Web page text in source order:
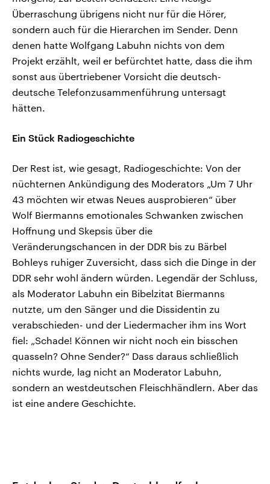
Überraschung übrigens nicht nur für die Hörer,
sondern auch für die Hierarchen im Sender. Denn
denen hatte Wolfgang Labuhn nichts von dem
Projekt erzählt, weil er befürchtet hatte, dass die ihm
sonst aus übertriebener Vorsicht die deutsch-
deutsche Telefonzusammenführung untersagt
hätten.
Ein Stück Radiogeschichte
Der Rest ist, wie gesagt, Radiogeschichte: Von der
nüchternen Ankündigung des Moderators „Um 7 Uhr
43 möchten wir etwas Neues ausprobieren“ über
Wolf Biermanns emotionales Schwanken zwischen
Hoffnung und Skepsis über die
Veränderungschancen in der DDR bis zu Bärbel
Bohleys ruhiger Zuversicht, dass sich die Dinge in der
DDR sehr wohl ändern würden. Legendär der Schluss,
als Moderator Labuhn ein Bibelzitat Biermanns
nutzte, um den Sänger und die Dissidentin zu
verabschieden- und der Liedermacher ihm ins Wort
fiel: „Schade! Können wir nicht noch ein bisschen
quasseln? Ohne Sender?“ Dass daraus schließlich
nichts wurde, lag nicht an Moderator Labuhn,
sondern an westdeutschen Fleischhändlern. Aber das
ist eine andere Geschichte.